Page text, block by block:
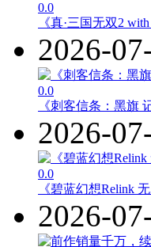
0.0
《真·三国无双2
2026-
0.0
《刺客信条：黑旗
2026-
0.0
《碧蓝幻想Relink
2026-